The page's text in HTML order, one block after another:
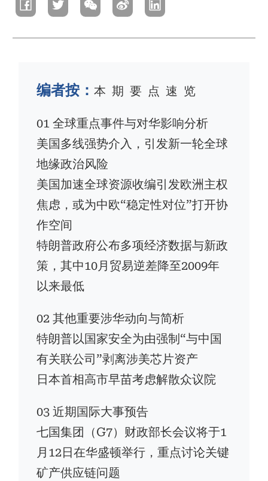
屑
编者按：本 期 要 点 速 览
01 全球重点事件与对华影响分析
美国多线强势介入，引发新一轮全球
地缘政治风险
美国加速全球资源收编引发欧洲主权
焦虑，或为中欧“稳定性对位”打开协
作空间
特朗普政府公布多项经济数据与新政
策，其中10月贸易逆差降至2009年
以来最低
02 其他重要涉华动向与简析
特朗普以国家安全为由强制“与中国
有关联公司”剥离涉美芯片资产
日本首相高市早苗考虑解散众议院
03 近期国际大事预告
七国集团（G7）财政部长会议将于1
月12日在华盛顿举行，重点讨论关键
矿产供应链问题